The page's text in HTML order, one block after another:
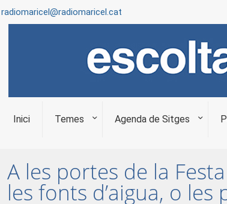
radiomaricel@radiomaricel.cat
Inici Temes Agenda de Sitges
A les portes de la
les fonts d’aigua, o